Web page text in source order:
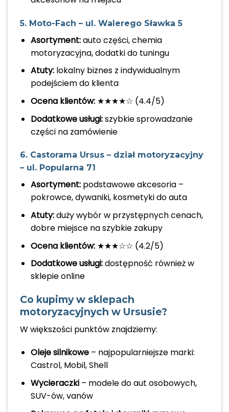
5. Moto-Fach – ul. Walerego Sławka 5
Asortyment:auto części, chemia
motoryzacyjna, dodatki do tuningu
Atuty:lokalny biznes z indywidualnym
podejściem do klienta
Ocena klientów:★★★★☆ (4.4/5)
Dodatkowe usługi:szybkie sprowadzanie
części na zamówienie
6. Castorama Ursus – dział motoryzacyjny
– ul. Popularna 71
Asortyment:podstawowe akcesoria –
pokrowce, dywaniki, kosmetyki do auta
Atuty:duży wybór w przystępnych cenach,
dobre miejsce na szybkie zakupy
Ocena klientów:★★★☆☆ (4.2/5)
Dodatkowe usługi:dostępność również w
sklepie online
Co kupimy w sklepach
motoryzacyjnych w Ursusie?
W większości punktów znajdziemy:
Oleje silnikowe– najpopularniejsze marki:
Castrol, Mobil, Shell
Wycieraczki– modele do aut osobowych,
SUV-ów, vanów